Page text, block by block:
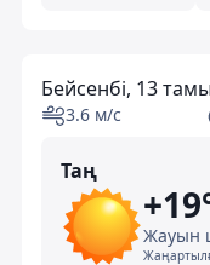
Бейсенбі, 13
3.6 м/с
Таң
Жауын